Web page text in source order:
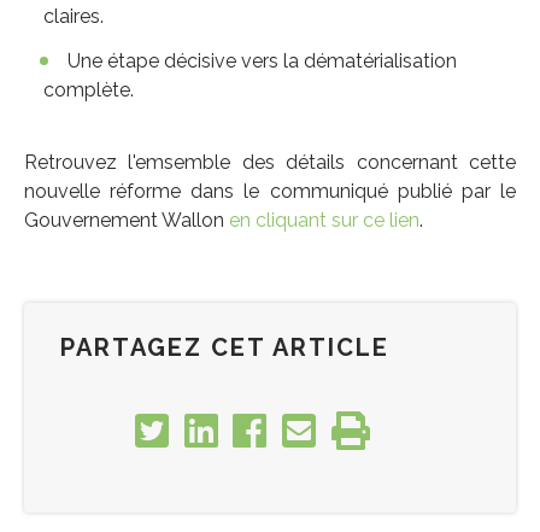
claires.
Une étape décisive vers la dématérialisation
complète.
Retrouvez l'emsemble des détails concernant cette
nouvelle réforme dans le communiqué publié par le
Gouvernement Wallon en cliquant sur ce lien.
PARTAGEZ CET ARTICLE